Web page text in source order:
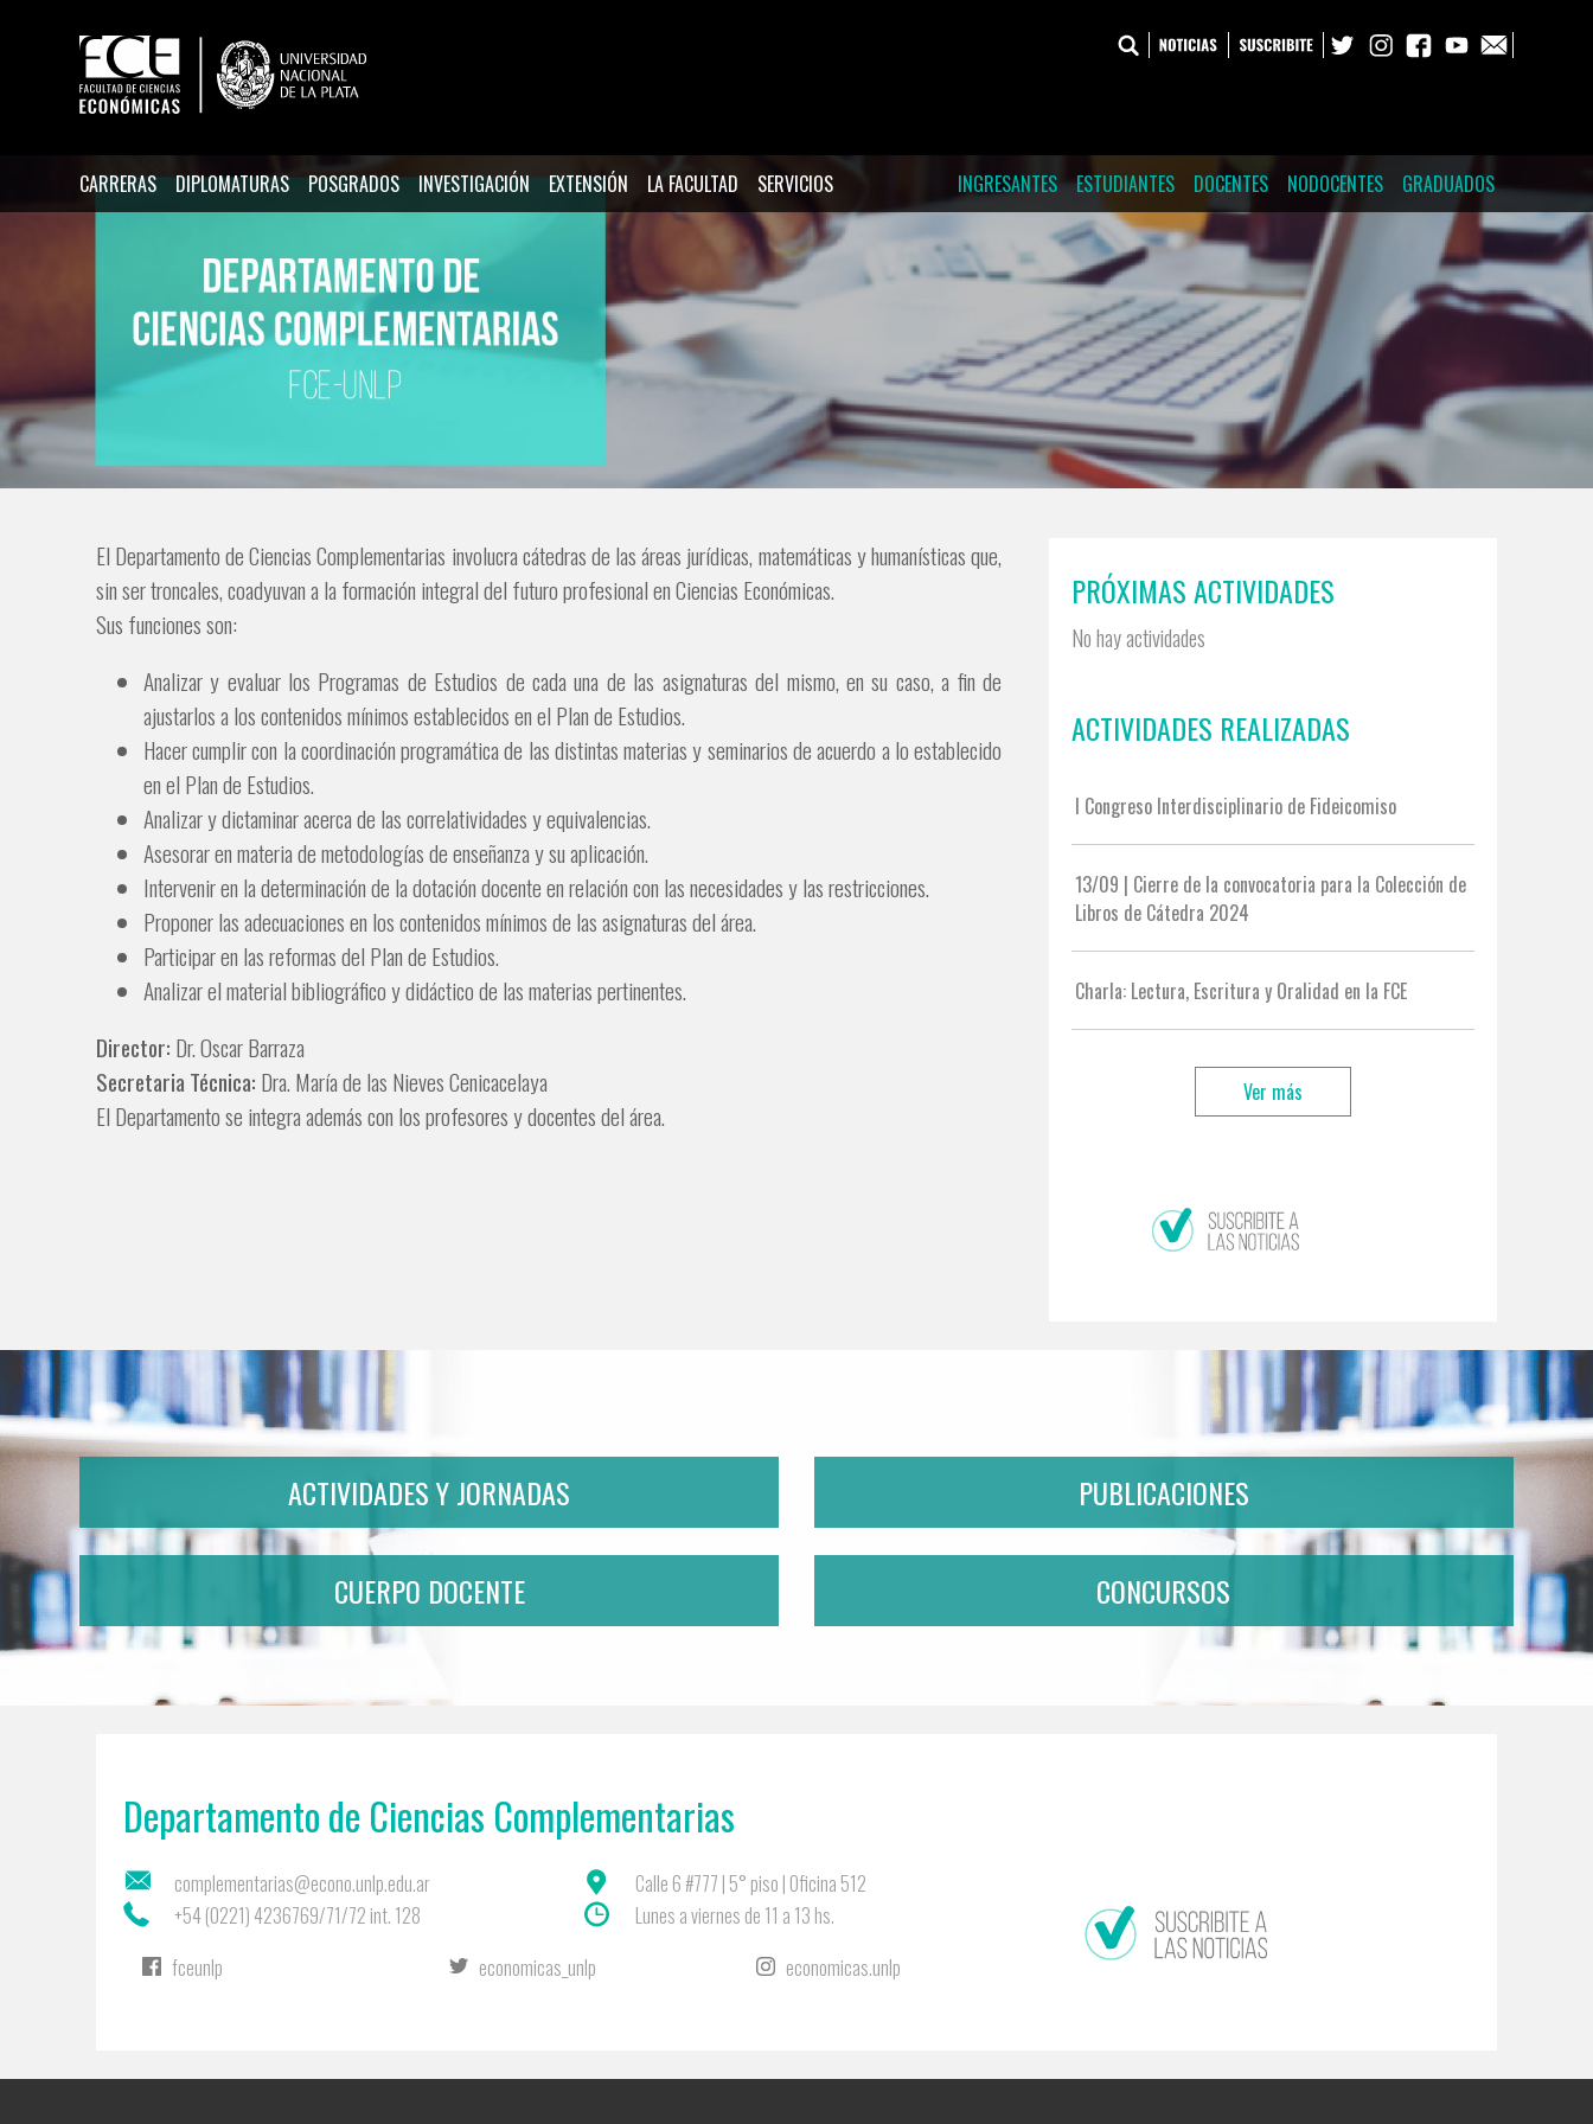
CARRERAS DIPLOMATURAS POSGRADOS INVESTIGACIÓN EXTENSIÓN LA FACULTAD SERVICIOS GRADUADOS
NODOCENTES
DOCENTES
ESTUDIANTES
INGRESANTES
El Departamento de Ciencias Complementarias involucra cátedras de las áreas jurídicas, matemáticas y humanísticas que,
sin ser troncales, coadyuvan a la formación integral del futuro profesional en Ciencias Económicas.
Sus funciones son:
Analizar y evaluar los Programas de Estudios de cada una de las asignaturas del mismo, en su caso, a fin de
ajustarlos a los contenidos mínimos establecidos en el Plan de Estudios.
Hacer cumplir con la coordinación programática de las distintas materias y seminarios de acuerdo a lo establecido
en el Plan de Estudios.
Analizar y dictaminar acerca de las correlatividades y equivalencias.
Asesorar en materia de metodologías de enseñanza y su aplicación.
Intervenir en la determinación de la dotación docente en relación con las necesidades y las restricciones.
Proponer las adecuaciones en los contenidos mínimos de las asignaturas del área.
Participar en las reformas del Plan de Estudios.
Analizar el material bibliográfico y didáctico de las materias pertinentes.
Director: Dr. Oscar Barraza
Secretaria Técnica: Dra. María de las Nieves Cenicacelaya
El Departamento se integra además con los profesores y docentes del área.
PRÓXIMAS ACTIVIDADES
No hay actividades
ACTIVIDADES REALIZADAS
I Congreso Interdisciplinario de Fideicomiso
13/09 | Cierre de la convocatoria para la Colección de
Libros de Cátedra 2024
Charla: Lectura, Escritura y Oralidad en la FCE
Ver más
ACTIVIDADES Y JORNADAS PUBLICACIONES
CUERPO DOCENTE CONCURSOS
Departamento de Ciencias Complementarias
complementarias@econo.unlp.edu.ar
Calle 6 #777 | 5° piso | Oficina 512
+54 (0221) 4236769/71/72 int. 128
Lunes a viernes de 11 a 13 hs.
fceunlp
economicas_unlp economicas.unlp